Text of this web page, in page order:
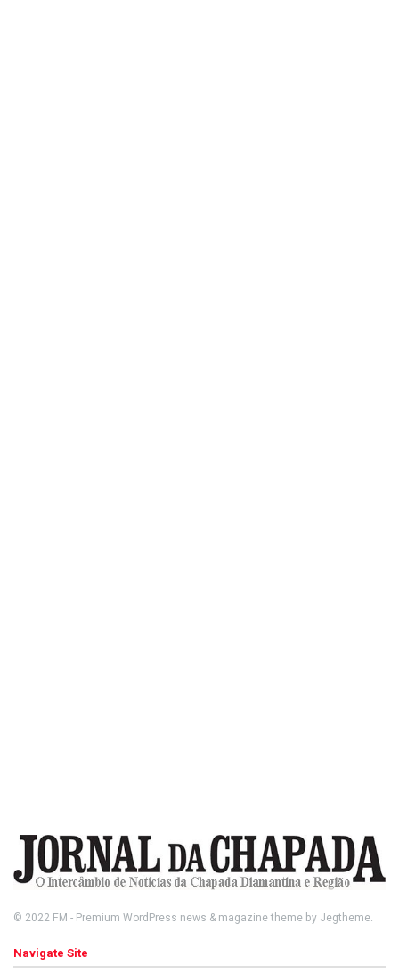
© 2022 FM - Premium WordPress news & magazine theme by Jegtheme.
Navigate Site